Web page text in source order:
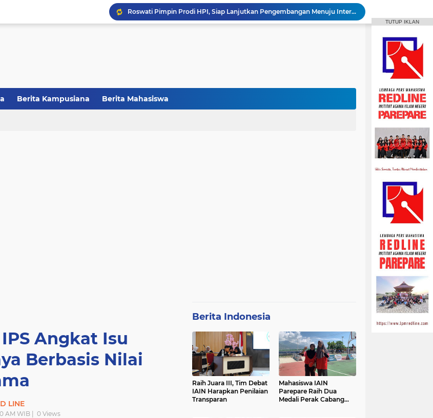
Roswati Pimpin Prodi HPI, Siap Lanjutkan Pengembangan Menuju Internasionalisasi
Balai Pelestarian Kebudayaan Sulsel Gelar Focus Group Discussion
HMPS Tadris IPS IAIN Parepare Gelar Bina Desa Berbasis Kearifan Lokal
Melalui Abdi Desa HMPS MPI Hadirkan Pelatihan Microsoft Office
Berita Kampusiana Berita Mahasiswa
Angkat Isu
Berbasis Nilai
LINE
AM WIB | 0Views
Berita Indonesia
Raih Juara III, Tim Debat
IAIN Harapkan Penilaian
Transparan
Mahasiswa IAIN
Parepare Raih Dua
Medali Perak Cabang
TUTUP IKLAN